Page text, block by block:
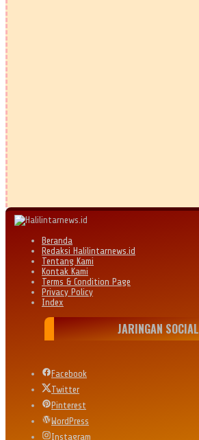
Beranda
Redaksi Halilintarnews.id
Tentang Kami
Kontak Kami
Terms & Condition Page
Privacy Policy
Index
JARINGAN SOCIAL
Facebook
Twitter
Pinterest
WordPress
Instagram